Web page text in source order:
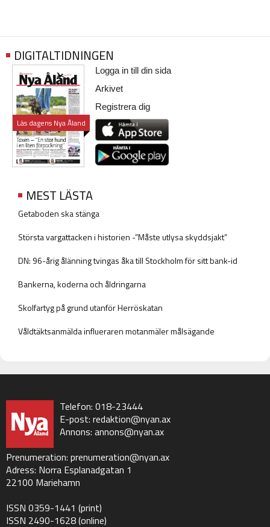
DIGITALTIDNINGEN
Läs dagens Nya Åland
Logga in till din sida
Arkivet
Registrera dig
MEST LÄSTA
Getaboden ska stänga
Största vargattacken i historien -”Måste utlysa skyddsjakt”
DN: 96-årig ålänning tvingas åka till Stockholm för sitt bank-id
Bankerna, koderna och åldringarna
Skolfartyg på grund utanför Herröskatan
Våldtäktsanmälda influeraren motanmäler målsägande
Telefon: 018-23444
E-post: redaktion@nyan.ax
Annons: annons@nyan.ax
Prenumeration: prenumeration@nyan.ax
Adress: Norra Esplanadgatan 1
22100 Mariehamn
ISSN 0359-1441 (print)
ISSN 2490-1628 (online)